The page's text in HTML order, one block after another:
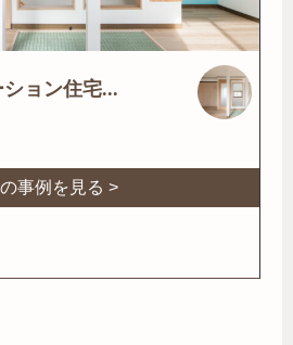
ョン住宅...
事例を見る >